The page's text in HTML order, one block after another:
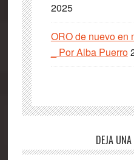
2025
ORO de nuevo en
_ Por Alba Puerro
InteraccionesDEJA